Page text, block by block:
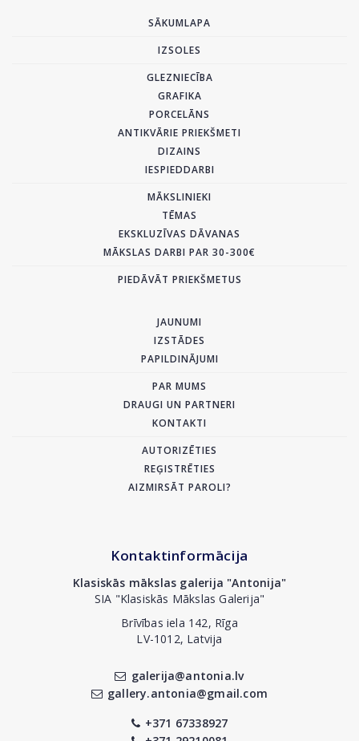
SĀKUMLAPA
IZSOLES
GLEZNIECĪBA
GRAFIKA
PORCELĀNS
ANTIKVĀRIE PRIEKŠMETI
DIZAINS
IESPIEDDARBI
MĀKSLINIEKI
TĒMAS
EKSKLUZĪVAS DĀVANAS
MĀKSLAS DARBI PAR 30-300€
PIEDĀVĀT PRIEKŠMETUS
JAUNUMI
IZSTĀDES
PAPILDINĀJUMI
PAR MUMS
DRAUGI UN PARTNERI
KONTAKTI
AUTORIZĒTIES
REĢISTRĒTIES
AIZMIRSĀT PAROLI?
Kontaktinformācija
Klasiskās mākslas galerija "Antonija"
SIA "Klasiskās Mākslas Galerija"
Brīvības iela 142, Rīga
LV-1012, Latvija
galerija@antonia.lv
gallery.antonia@gmail.com
+371 67338927